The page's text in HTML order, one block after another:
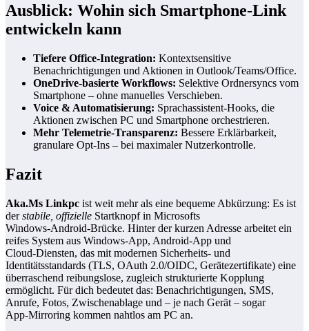
Ausblick: Wohin sich Smartphone‑Link
entwickeln kann
Tiefere Office‑Integration: Kontextsensitive
Benachrichtigungen und Aktionen in Outlook/Teams/Office.
OneDrive‑basierte Workflows: Selektive Ordnersyncs vom
Smartphone – ohne manuelles Verschieben.
Voice & Automatisierung: Sprachassistent‑Hooks, die
Aktionen zwischen PC und Smartphone orchestrieren.
Mehr Telemetrie‑Transparenz: Bessere Erklärbarkeit,
granulare Opt‑Ins – bei maximaler Nutzerkontrolle.
Fazit
Aka.Ms Linkpc ist weit mehr als eine bequeme Abkürzung: Es ist
derstabile, offizielle Startknopf in Microsofts
Windows‑Android‑Brücke. Hinter der kurzen Adresse arbeitet ein
reifes System aus Windows‑App, Android‑App und
Cloud‑Diensten, das mit modernen Sicherheits‑ und
Identitätsstandards (TLS, OAuth 2.0/OIDC, Gerätezertifikate) eine
überraschend reibungslose, zugleich strukturierte Kopplung
ermöglicht. Für dich bedeutet das: Benachrichtigungen, SMS,
Anrufe, Fotos, Zwischenablage und – je nach Gerät – sogar
App‑Mirroring kommen nahtlos am PC an.